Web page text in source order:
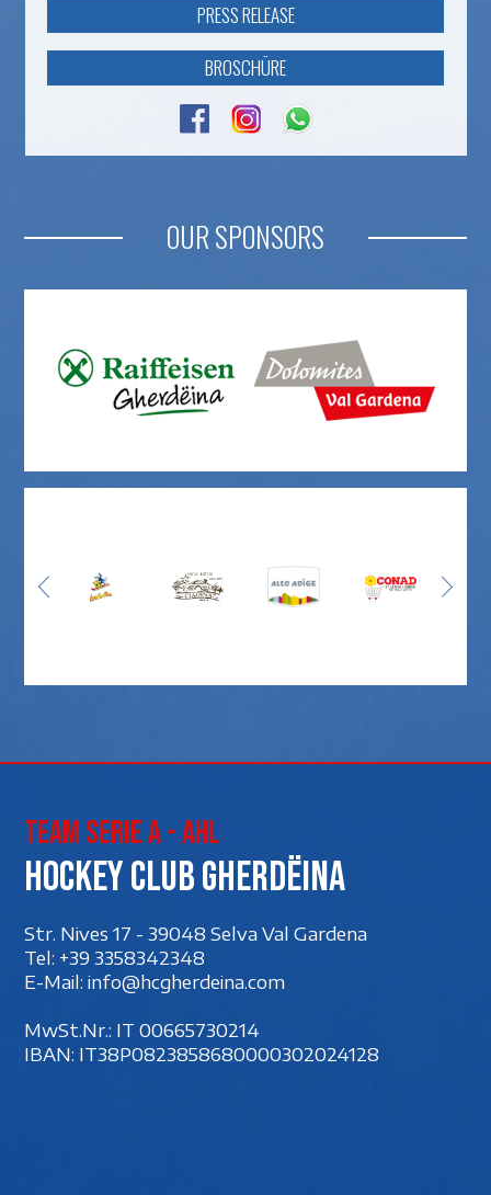
PRESS RELEASE
BROSCHÜRE
OUR SPONSORS
Team Serie A - AHL
Hockey club Gherdëina
Str. Nives 17 - 39048 Selva Val Gardena
Tel: +39 3358342348
E-Mail: info@hcgherdeina.com
MwSt.Nr.: IT 00‍665730214
IBAN: IT38P0823858680000302024128